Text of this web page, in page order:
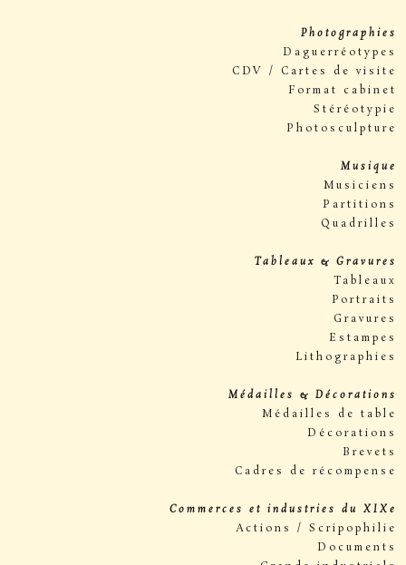
Photographies
Daguerréotypes
CDV / Cartes de visite
Format cabinet
Stéréotypie
Photosculpture
Musique
Musiciens
Partitions
Quadrilles
Tableaux & Gravures
Tableaux
Portraits
Gravures
Estampes
Lithographies
Médailles & Décorations
Médailles de table
Décorations
Brevets
Cadres de récompense
Commerces et industries du XIXe
Actions / Scripophilie
Documents